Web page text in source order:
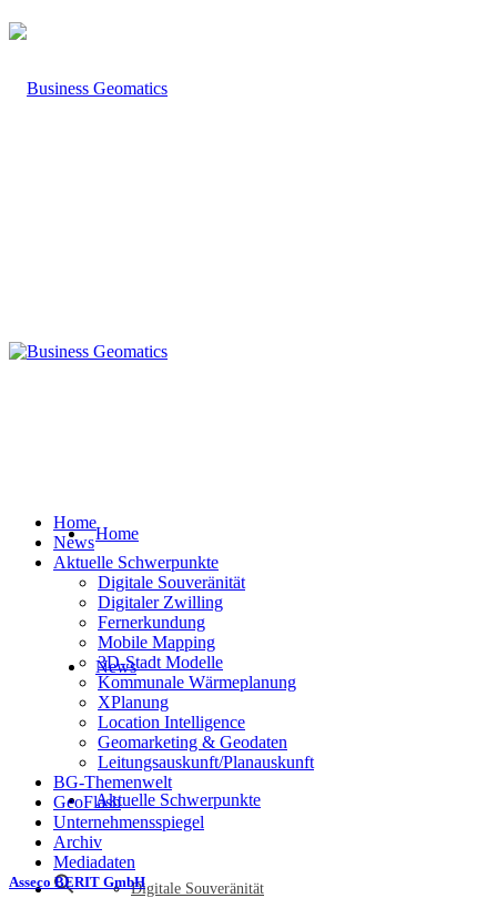
Home
News
Aktuelle Schwerpunkte
Digitale Souveränität
Home
News
Aktuelle Schwerpunkte
Digitale Souveränität
Digitaler Zwilling
Fernerkundung
Mobile Mapping
3D-Stadt Modelle
Kommunale Wärmeplanung
XPlanung
Location Intelligence
Geomarketing & Geodaten
Leitungsauskunft/Planauskunft
BG-Themenwelt
GeoFlash
Unternehmensspiegel
Archiv
Mediadaten
Asseco BERIT GmbH